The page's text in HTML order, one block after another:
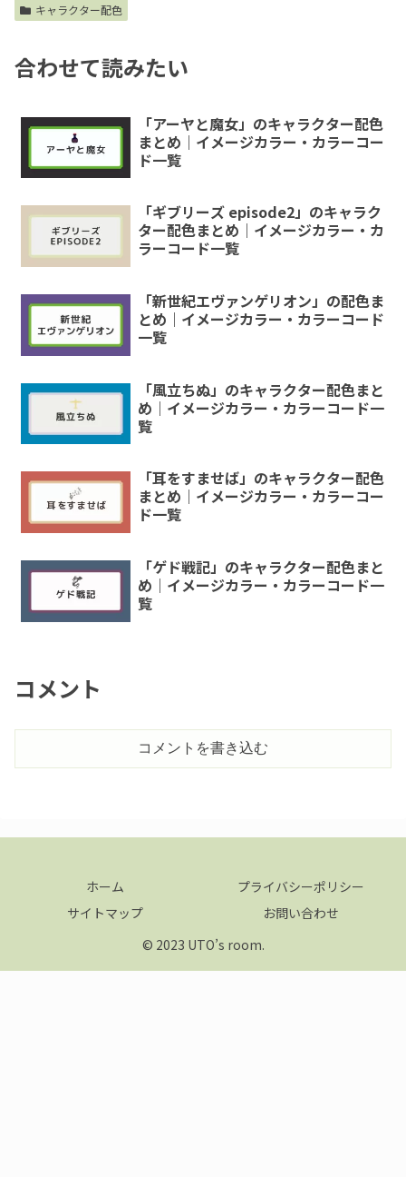
キャラクター配色
合わせて読みたい
「アーヤと魔女」のキャラクター配色
まとめ｜イメージカラー・カラーコー
ド一覧
「ギブリーズ episode2」のキャラク
ター配色まとめ｜イメージカラー・カ
ラーコード一覧
「新世紀エヴァンゲリオン」の配色ま
とめ｜イメージカラー・カラーコード
一覧
「風立ちぬ」のキャラクター配色まと
め｜イメージカラー・カラーコード一
覧
「耳をすませば」のキャラクター配色
まとめ｜イメージカラー・カラーコー
ド一覧
「ゲド戦記」のキャラクター配色まと
め｜イメージカラー・カラーコード一
覧
コメント
コメントを書き込む
ホーム
プライバシーポリシー
サイトマップ
お問い合わせ
© 2023 UTO’s room.